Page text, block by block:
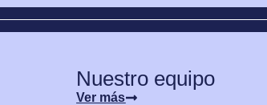
Nuestro equipo
Ver más